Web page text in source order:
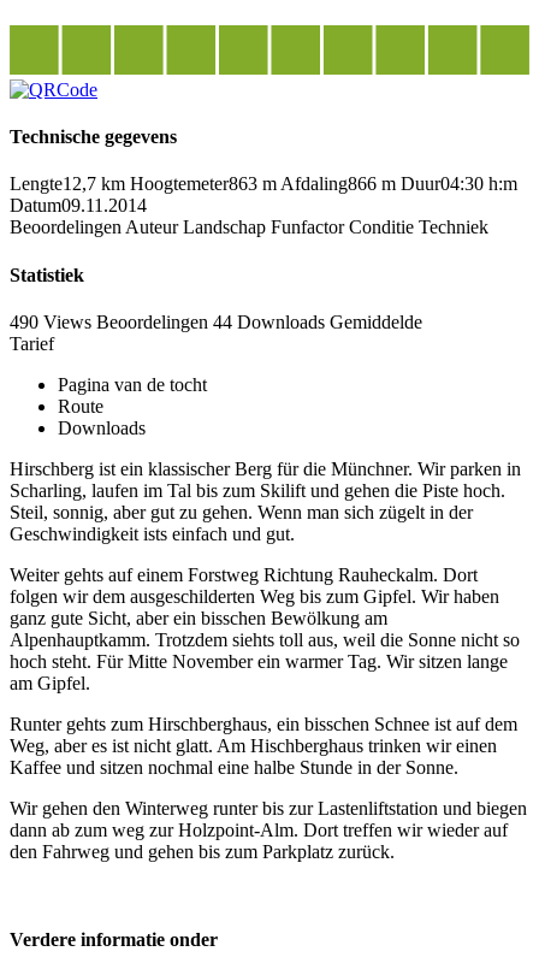
Technische gegevens
Lengte12,7 km Hoogtemeter863 m Afdaling866 m Duur04:30 h:m
Datum09.11.2014
Beoordelingen Auteur Landschap Funfactor Conditie Techniek
Statistiek
490 Views Beoordelingen 44 Downloads Gemiddelde
Tarief
Pagina van de tocht
Route
Downloads
Hirschberg ist ein klassischer Berg für die Münchner. Wir parken in
Scharling, laufen im Tal bis zum Skilift und gehen die Piste hoch.
Steil, sonnig, aber gut zu gehen. Wenn man sich zügelt in der
Geschwindigkeit ists einfach und gut.
Weiter gehts auf einem Forstweg Richtung Rauheckalm. Dort
folgen wir dem ausgeschilderten Weg bis zum Gipfel. Wir haben
ganz gute Sicht, aber ein bisschen Bewölkung am
Alpenhauptkamm. Trotzdem siehts toll aus, weil die Sonne nicht so
hoch steht. Für Mitte November ein warmer Tag. Wir sitzen lange
am Gipfel.
Runter gehts zum Hirschberghaus, ein bisschen Schnee ist auf dem
Weg, aber es ist nicht glatt. Am Hischberghaus trinken wir einen
Kaffee und sitzen nochmal eine halbe Stunde in der Sonne.
Wir gehen den Winterweg runter bis zur Lastenliftstation und biegen
dann ab zum weg zur Holzpoint-Alm. Dort treffen wir wieder auf
den Fahrweg und gehen bis zum Parkplatz zurück.
Verdere informatie onder